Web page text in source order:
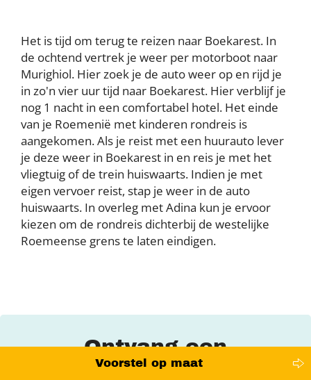
Het is tijd om terug te reizen naar Boekarest. In
de ochtend vertrek je weer per motorboot naar
Murighiol. Hier zoek je de auto weer op en rijd je
in zo'n vier uur tijd naar Boekarest. Hier verblijf je
nog 1 nacht in een comfortabel hotel. Het einde
van je Roemenië met kinderen rondreis is
aangekomen. Als je reist met een huurauto lever
je deze weer in Boekarest in en reis je met het
vliegtuig of de trein huiswaarts. Indien je met
eigen vervoer reist, stap je weer in de auto
huiswaarts. In overleg met Adina kun je ervoor
kiezen om de rondreis dichterbij de westelijke
Roemeense grens te laten eindigen.
Ontvang een
voorstel op maat
Voorstel op maat